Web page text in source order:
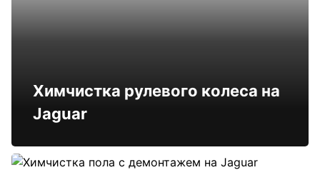
Химчистка рулевого колеса на
Jaguar